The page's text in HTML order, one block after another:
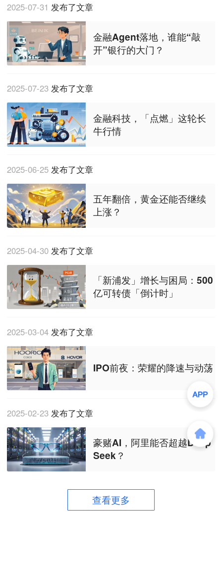
2025-07-31 发布了文章
金融Agent落地，谁能“敲
开”银行的大门？
2025-07-23 发布了文章
金融科技，「点燃」这轮长
牛行情
2025-06-25 发布了文章
五年翻倍，黄金还能否继续
上涨？
2025-04-30 发布了文章
「新浦发」增长与困局：500
亿可转债「倒计时」
2025-03-04 发布了文章
IPO前夜：荣耀的降速与动荡
2025-02-23 发布了文章
豪赌AI，阿里能否超越Deep
Seek？
查看更多